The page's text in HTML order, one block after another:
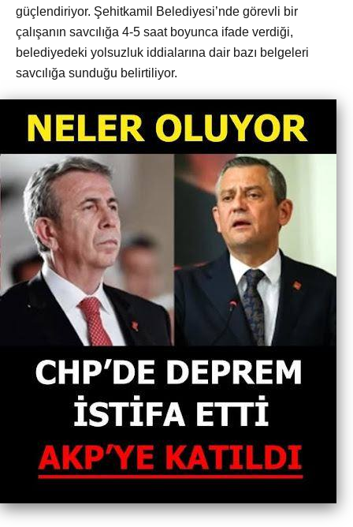
güçlendiriyor. Şehitkamil Belediyesi’nde görevli bir
çalışanın savcılığa 4-5 saat boyunca ifade verdiği,
belediyedeki yolsuzluk iddialarına dair bazı belgeleri
savcılığa sunduğu belirtiliyor.